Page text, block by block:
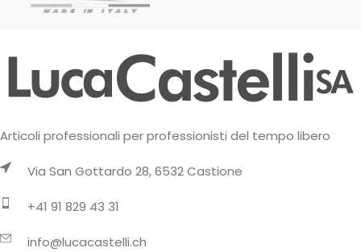
Articoli professionali per professionisti del tempo libero
Via San Gottardo 28, 6532 Castione
+41 91 829 43 31
info@lucacastelli.ch